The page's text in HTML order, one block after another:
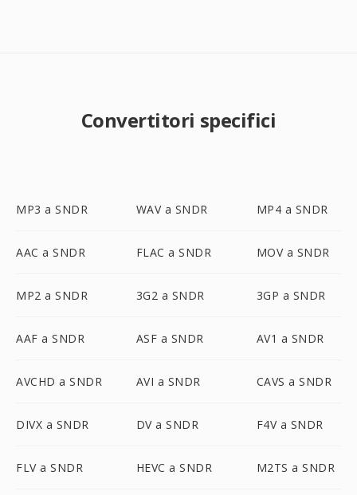
Convertitori specifici
MP3 a SNDR WAV a SNDR MP4 a SNDR
AAC a SNDR FLAC a SNDR MOV a SNDR
MP2 a SNDR 3G2 a SNDR 3GP a SNDR
AAF a SNDR ASF a SNDR AV1 a SNDR
AVCHD a SNDR AVI a SNDR CAVS a SNDR
DIVX a SNDR DV a SNDR F4V a SNDR
FLV a SNDR HEVC a SNDR M2TS a SNDR